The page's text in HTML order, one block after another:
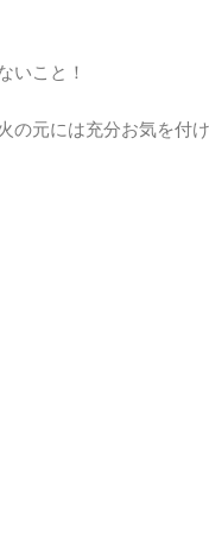
いこと！
元には充分お気を付け